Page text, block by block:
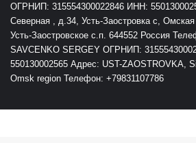
ОГРНИП: 315554300022846 ИНН:
Северная , д.34, Усть-Заостровка с,
Усть-Заостровское с.п. 644552 Россия
SAVCENKO SERGEY ОГРНИП:
550130002565 Адрес: UST-ZAOSTROVKA,
Omsk region Телефон: +79831107786